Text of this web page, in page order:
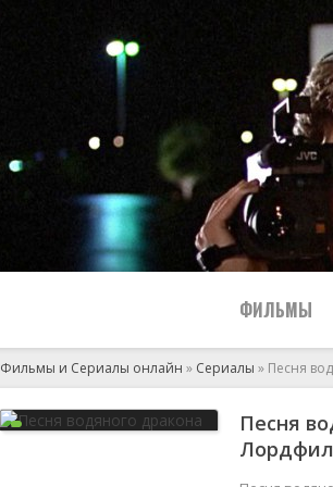
ФИЛЬМЫ
2024
Фильмы и Сериалы онлайн » Сериалы » Песня
Песня